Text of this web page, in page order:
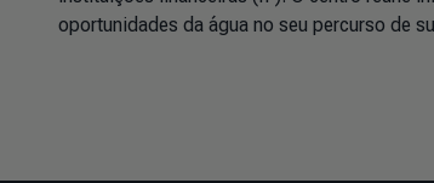
oportunidades da água no seu percurso de